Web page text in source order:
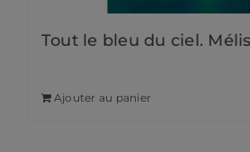
Tout le bleu du ciel.
Ajouter au panier